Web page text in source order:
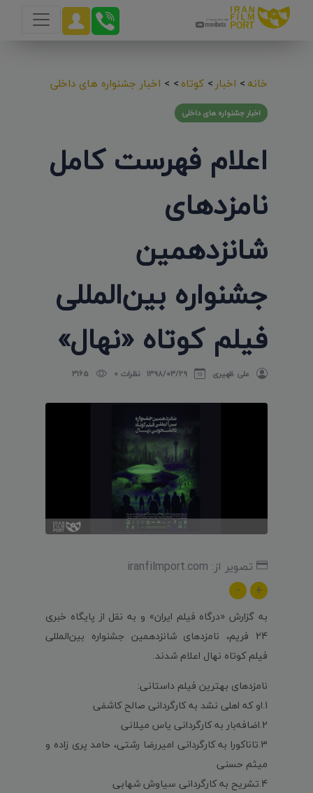
خانه> اخبار> کوتاه>
> اخبار جشنواره های داخلی
اخبار جشنواره های داخلی
اعلام فهرست کامل
نامزدهای
شانزدهمین
جشنواره بین‌المللی
فیلم کوتاه «نهال»
علی ظهیری ۱۳۹۸/۰۳/۲۹ نظرات 0 3165
تصویر از: iranfilmport.com
+
-
به گزارش «درگاه فیلم ایران» و به نقل از پایگاه خبری
24 فریم، نامزدهای شانزدهمین جشنواره بین‌المللی
فیلم کوتاه نهال اعلام شدند.
نامزدهای بهترین فیلم داستانی:
1.او که اهلی نشد به کارگردانی صالح کاشفی
2.اضافه‌بار به کارگردانی یاس میلانی
3.تاناکورا به کارگردانی امیررضا رشتی، حامد پری زاده و
میثم حسنی
4.تشریح به کارگردانی سیاوش شهابی